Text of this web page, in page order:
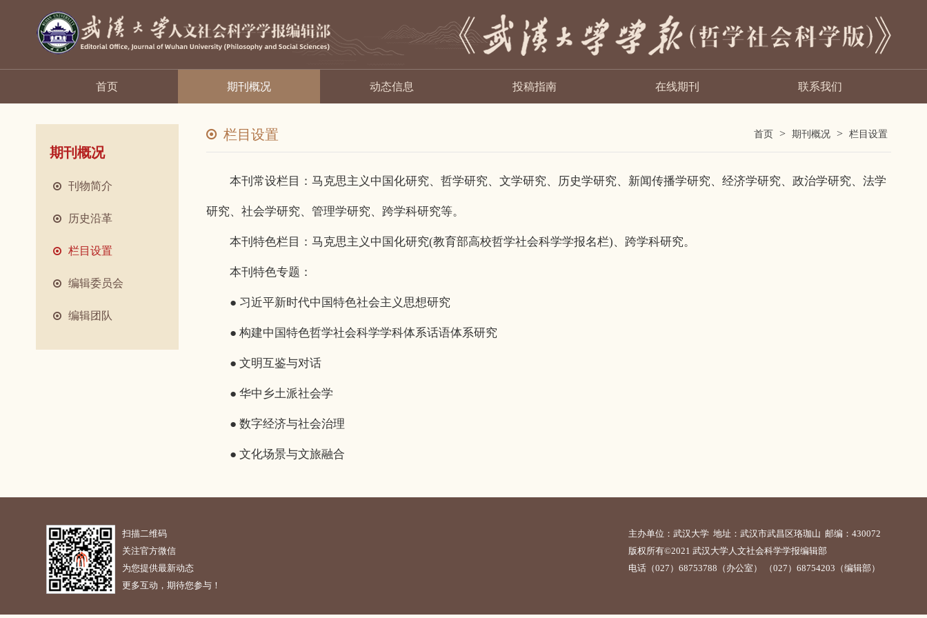
首页 期刊概况 动态信息 投稿指南 在线期刊 联系我们
期刊概况
刊物简介
历史沿革
栏目设置
编辑委员会
编辑团队
栏目设置 首页 > 期刊概况 > 栏目设置
本刊常设栏目：马克思主义中国化研究、哲学研究、文学研究、历史学研究、新闻传播学研究、经济学研究、政治学研究、法学
研究、社会学研究、管理学研究、跨学科研究等。
本刊特色栏目：马克思主义中国化研究(教育部高校哲学社会科学学报名栏)、跨学科研究。
本刊特色专题：
● 习近平新时代中国特色社会主义思想研究
● 构建中国特色哲学社会科学学科体系话语体系研究
● 文明互鉴与对话
● 华中乡土派社会学
● 数字经济与社会治理
● 文化场景与文旅融合
扫描二维码
关注官方微信
为您提供最新动态
更多互动，期待您参与！
主办单位：武汉大学 地址：武汉市武昌区珞珈山 邮编：430072
版权所有©2021 武汉大学人文社会科学学报编辑部
电话（027）68753788（办公室） （027）68754203（编辑部）